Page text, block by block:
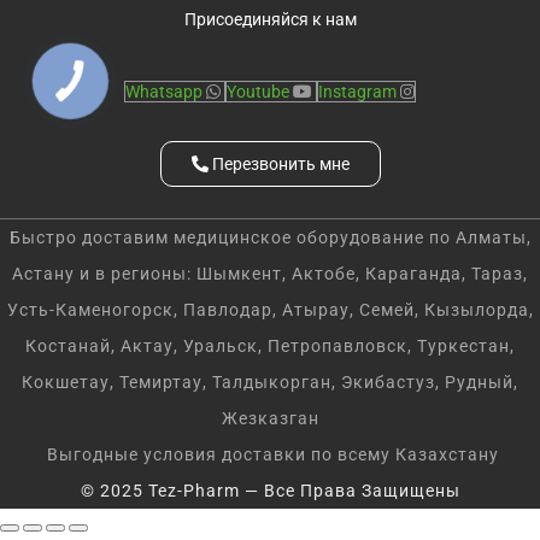
Присоединяйся к нам
Whatsapp Youtube Instagram
Перезвонить мне
Быстро доставим медицинское оборудование по Алматы,
Астану и в регионы: Шымкент, Актобе, Караганда, Тараз,
Усть-Каменогорск, Павлодар, Атырау, Семей, Кызылорда,
Костанай, Актау, Уральск, Петропавловск, Туркестан,
Кокшетау, Темиртау, Талдыкорган, Экибастуз, Рудный,
Жезказган
Выгодные условия доставки по всему Казахстану
© 2025 Tez-Pharm — Все Права Защищены